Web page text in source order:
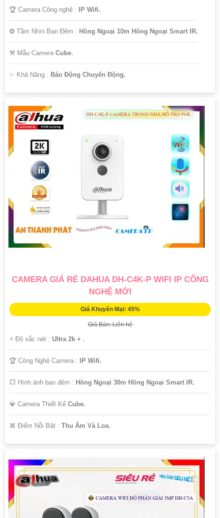
🏆 Camera Công nghệ : IP Wifi.
❂ Tầm Nhìn Ban Đêm : Hồng Ngoại 10m Hồng Ngoại Smart IR.
⚒ Mẫu Camera Cube.
️✨ Khả Năng : Báo Động Chuyển Động.
CAMERA GIÁ RẺ DAHUA DH-C4K-P WIFI IP CÔNG
NGHỆ MỚI
Giá Khuyến Mại: 45%
Giá Bán: Liên hệ
️⚡ Độ sắc nét : Ultra 2k + .
🏆 Công Nghệ Camera : IP Wifi.
💥 Hình ảnh ban đêm : Hồng Ngoại 30m Hồng Ngoại Smart IR.
💎 Camera Thiết Kế Cube.
️⌘ Điểm Nỗi Bật : Thu Âm Và Loa.